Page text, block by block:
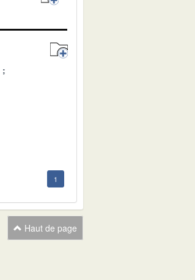
1
Haut de page